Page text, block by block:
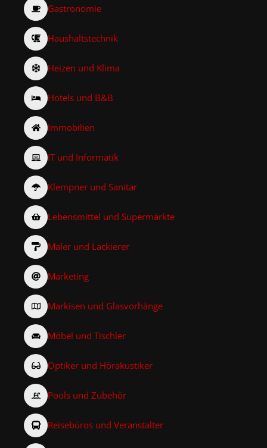
Gastronomie
Haushaltstechnik
Heizen und Klima
Hotels und B&B
Immobilien
IT und Informatik
Klempner und Sanitär
Lebensmittel und Supermärkte
Maler und Lackierer
Marketing
Markisen und Glasvorhänge
Möbel und Tischler
Optiker und Hörakustiker
Pools und Zubehör
Reisebüros und Veranstalter